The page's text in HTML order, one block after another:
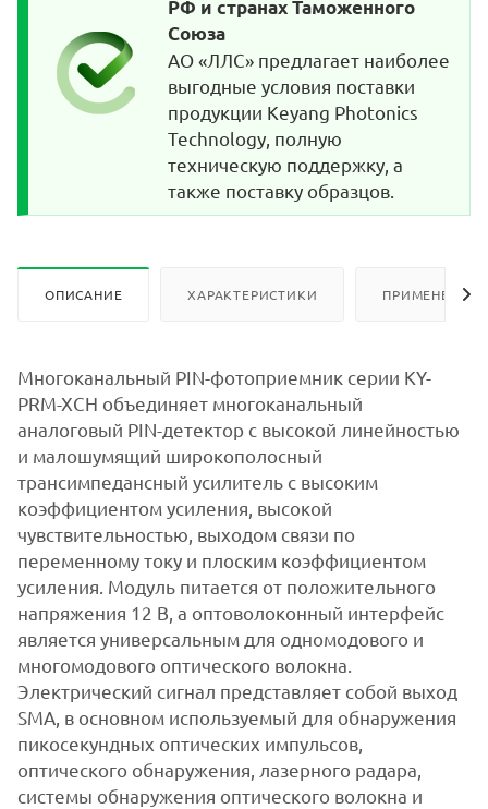
РФ и странах Таможенного
Союза
АО «ЛЛС» предлагает наиболее
выгодные условия поставки
продукции Keyang Photonics
Technology, полную
техническую поддержку, а
также поставку образцов.
ОПИСАНИЕ ХАРАКТЕРИСТИКИ ПРИМЕНЕНИЕ
Многоканальный PIN-фотоприемник серии KY-
PRM-XCH объединяет многоканальный
аналоговый PIN-детектор с высокой линейностью
и малошумящий широкополосный
трансимпедансный усилитель с высоким
коэффициентом усиления, высокой
чувствительностью, выходом связи по
переменному току и плоским коэффициентом
усиления. Модуль питается от положительного
напряжения 12 В, а оптоволоконный интерфейс
является универсальным для одномодового и
многомодового оптического волокна.
Электрический сигнал представляет собой выход
SMA, в основном используемый для обнаружения
пикосекундных оптических импульсов,
оптического обнаружения, лазерного радара,
системы обнаружения оптического волокна и